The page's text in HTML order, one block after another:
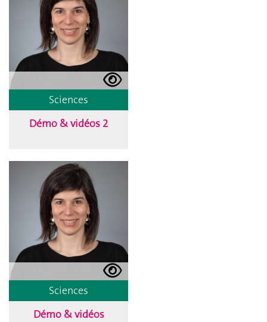
Sciences
Démo & vidéos 2
Sciences
Démo & vidéos